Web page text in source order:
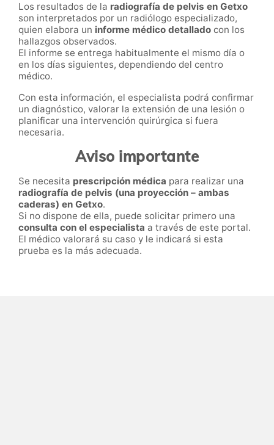
Los resultados de la radiografía de pelvis en Getxo
son interpretados por un radiólogo especializado,
quien elabora un informe médico detallado con los
hallazgos observados.
El informe se entrega habitualmente el mismo día o
en los días siguientes, dependiendo del centro
médico.
Con esta información, el especialista podrá confirmar
un diagnóstico, valorar la extensión de una lesión o
planificar una intervención quirúrgica si fuera
necesaria.
Aviso importante
Se necesita prescripción médica para realizar una
radiografía de pelvis (una proyección – ambas
caderas) en Getxo.
Si no dispone de ella, puede solicitar primero una
consulta con el especialista a través de este portal.
El médico valorará su caso y le indicará si esta
prueba es la más adecuada.